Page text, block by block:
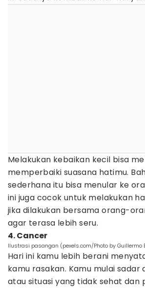
Melakukan kebaikan kecil bisa
memperbaiki suasana hatimu.
sederhana itu bisa menular ke
ini juga cocok untuk melakukan
jika dilakukan bersama orang-
agar terasa lebih seru.
4. Cancer
Ilustrasi pasangan (pexels.com/Photo by Guillermo
Hari ini kamu lebih berani
kamu rasakan. Kamu mulai sadar
atau situasi yang tidak sehat dan